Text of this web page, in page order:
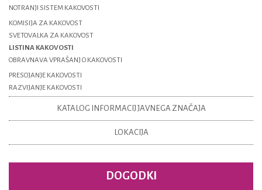
NOTRANJI SISTEM KAKOVOSTI
KOMISIJA ZA KAKOVOST
SVETOVALKA ZA KAKOVOST
LISTINA KAKOVOSTI
OBRAVNAVA VPRAŠANJ O KAKOVOSTI
PRESOJANJE KAKOVOSTI
RAZVIJANJE KAKOVOSTI
KATALOG INFORMACIJ JAVNEGA ZNAČAJA
LOKACIJA
DOGODKI